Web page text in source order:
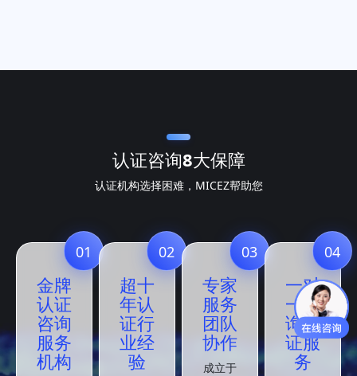
认证咨询8大保障
认证机构选择困难，MICEZ帮助您
01
金牌
认证
咨询
服务
机构
02
超十
年认
证行
业经
验
03
专家
服务
团队
协作
成立于
04
一对
一咨
询认
证服
务